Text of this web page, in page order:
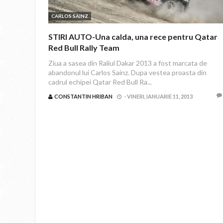
CARLOS SAINZ
STIRI AUTO-Una calda, una rece pentru Qatar
Red Bull Rally Team
Ziua a sasea din Raliul Dakar 2013 a fost marcata de
abandonul lui Carlos Sainz. Dupa vestea proasta din
cadrul echipei Qatar Red Bull Ra...
CONSTANTIN HRIBAN -VINERI, IANUARIE 11, 2013